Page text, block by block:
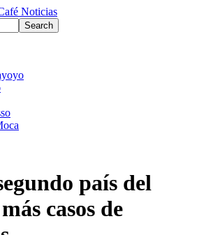
país del
casos de